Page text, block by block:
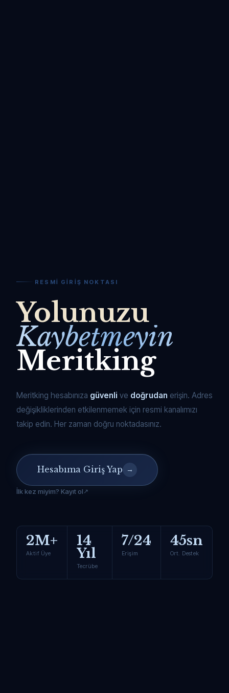
RESMI GIRIŞ NOKTASI
Yolunuzu
Kaybetmeyin
Meritking
Meritking hesabınıza güvenli ve doğrudan erişin. Adres
değişikliklerinden etkilenmemek için resmi kanalımızı
takip edin. Her zaman doğru noktadasınız.
Hesabıma Giriş Yap →
İlk kez miyim? Kayıt ol
2M+
Aktif Üye
14
Yıl
Tecrübe
7/24
Erişim
45sn
Ort. Destek